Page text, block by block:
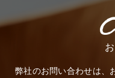
弊社のお問い合わせは、